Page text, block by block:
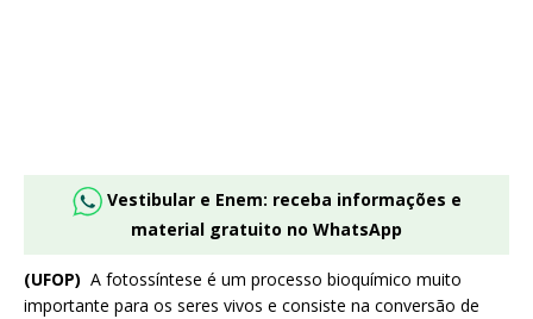
Vestibular e Enem: receba informações e
material gratuito no WhatsApp
(UFOP) A fotossíntese é um processo bioquímico muito
importante para os seres vivos e consiste na conversão de